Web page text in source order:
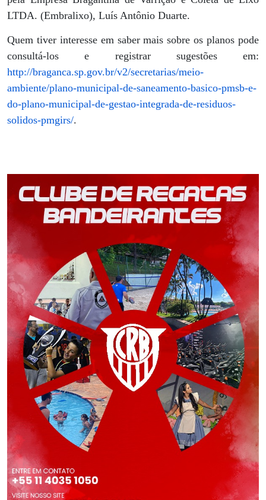
LTDA. (Embralixo), Luís Antônio Duarte.
Quem tiver interesse em saber mais sobre os planos pode
consultá-los e registrar sugestões em:
http://braganca.sp.gov.br/v2/secretarias/meio-
ambiente/plano-municipal-de-saneamento-basico-pmsb-e-
do-plano-municipal-de-gestao-integrada-de-residuos-
solidos-pmgirs/.